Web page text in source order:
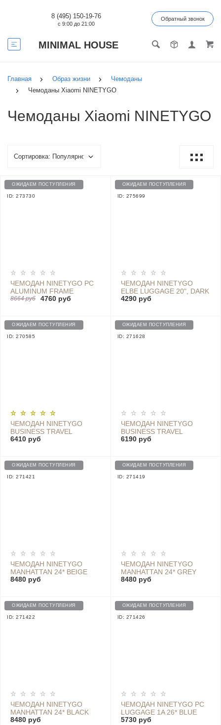
MINIMAL HOUSE
8 (495) 150-19-76
с 9:00 до 21:00
Обратный звонок
Главная Образ жизни
Чемоданы
Чемоданы Xiaomi NINETYGO
Чемоданы Xiaomi NINETYGO
ОЖИДАЕМ ПОСТУПЛЕНИЯ
ID: 273730
ЧЕМОДАН NINETYGO PC
ALUMINUM FRAME
LUGGAGE 24'' GREY -
8664 руб 4760 руб
ОЖИДАЕМ ПОСТУПЛЕНИЯ
ID: 275699
ЧЕМОДАН NINETYGO
ELBE LUGGAGE 20", DARK
BLUE (УЦЕНКА) - 42.81 CN
4290 руб
ОЖИДАЕМ ПОСТУПЛЕНИЯ
ID: 270585
ЧЕМОДАН NINETYGO
BUSINESS TRAVEL
LUGGAGE 28*, YELLOW
6410 руб
ОЖИДАЕМ ПОСТУПЛЕНИЯ
ID: 271628
ЧЕМОДАН NINETYGO
BUSINESS TRAVEL
LUGGAGE 24*, DARK
6190 руб
ОЖИДАЕМ ПОСТУПЛЕНИЯ
ID: 271421
ЧЕМОДАН NINETYGO
MANHATTAN 24* BEIGE
8480 руб
ОЖИДАЕМ ПОСТУПЛЕНИЯ
ID: 271419
ЧЕМОДАН NINETYGO
MANHATTAN 24* GREY
8480 руб
ОЖИДАЕМ ПОСТУПЛЕНИЯ
ID: 271422
ЧЕМОДАН NINETYGO
MANHATTAN 24* BLACK
8480 руб
ОЖИДАЕМ ПОСТУПЛЕНИЯ
ID: 271426
ЧЕМОДАН NINETYGO PC
LUGGAGE 1A 26* BLUE
445Х275Х645
5730 руб